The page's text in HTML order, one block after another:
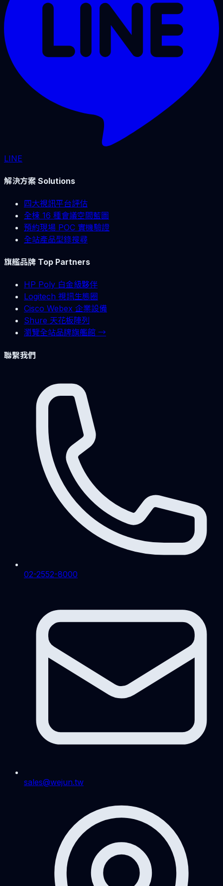
LINE
解決方案 Solutions
四大視訊平台評估
全棟 16 種會議空間藍圖
預約現場 POC 實機驗證
全站產品型錄搜尋
旗艦品牌 Top Partners
HP Poly 白金級夥伴
Logitech 視訊生態圈
Cisco Webex 企業設備
Shure 天花板陣列
瀏覽全站品牌旗艦館 →
聯繫我們
02-2552-8000
sales@wejun.tw